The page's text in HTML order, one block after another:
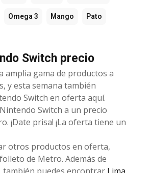
Omega 3 Mango Pato
Switch precio
amplia gama de productos a
y esta semana también
Switch en oferta aquí.
Switch a un precio
¡Date prisa! ¡La oferta tiene un
otros productos en oferta,
de Metro. Además de